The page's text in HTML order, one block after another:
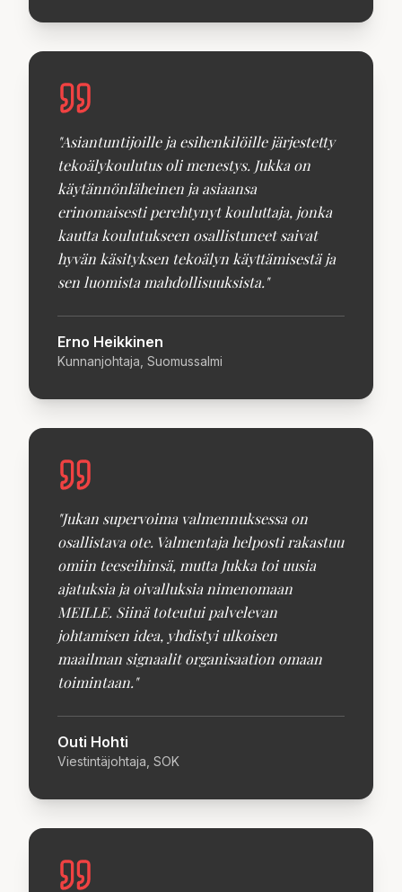
"Asiantuntijoille ja esihenkilöille järjestetty
tekoälykoulutus oli menestys. Jukka on
käytännönläheinen ja asiaansa
erinomaisesti perehtynyt kouluttaja, jonka
kautta koulutukseen osallistuneet saivat
hyvän käsityksen tekoälyn käyttämisestä ja
sen luomista mahdollisuuksista."
Erno Heikkinen
Kunnanjohtaja, Suomussalmi
"Jukan supervoima valmennuksessa on
osallistava ote. Valmentaja helposti rakastuu
omiin teeseihinsä, mutta Jukka toi uusia
ajatuksia ja oivalluksia nimenomaan
MEILLE. Siinä toteutui palvelevan
johtamisen idea, yhdistyi ulkoisen
maailman signaalit organisaation omaan
toimintaan."
Outi Hohti
Viestintäjohtaja, SOK